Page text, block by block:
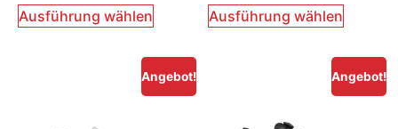
von 5
Ausführung wählen
von 5
Ausführung wählen
Angebot! Angebot!